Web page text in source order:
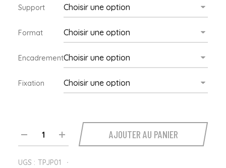
Support
Format
Encadrement
Fixation
de Tirage
Japon à
AJOUTER AU PANIER
UGS : TPJP01